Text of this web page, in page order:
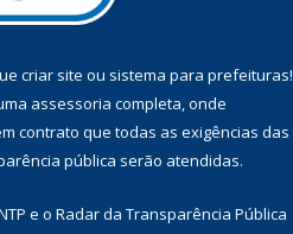
criar site ou sistema para prefeituras!
assessoria completa, onde
contrato que todas as exigências das
pública serão atendidas.
e o Radar da Transparência Pública